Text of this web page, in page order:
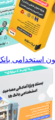
بانک ها